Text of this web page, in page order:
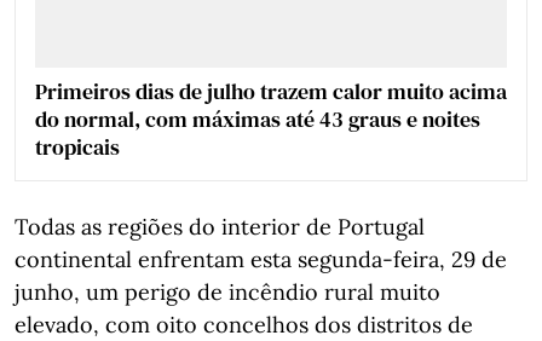
Primeiros dias de julho trazem calor muito acima
do normal, com máximas até 43 graus e noites
tropicais
Todas as regiões do interior de Portugal
continental enfrentam esta segunda-feira, 29 de
junho, um perigo de incêndio rural muito
elevado, com oito concelhos dos distritos de